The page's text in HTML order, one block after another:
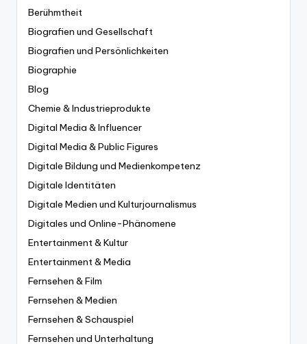
Berühmtheit
Biografien und Gesellschaft
Biografien und Persönlichkeiten
Biographie
Blog
Chemie & Industrieprodukte
Digital Media & Influencer
Digital Media & Public Figures
Digitale Bildung und Medienkompetenz
Digitale Identitäten
Digitale Medien und Kulturjournalismus
Digitales und Online-Phänomene
Entertainment & Kultur
Entertainment & Media
Fernsehen & Film
Fernsehen & Medien
Fernsehen & Schauspiel
Fernsehen und Unterhaltung